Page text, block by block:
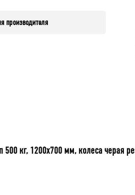
производителя
кг, 1200x700 мм, колеса черая